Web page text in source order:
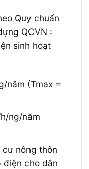
Quy chuẩn
QCVN :
sinh hoạt
năm (Tmax =
ng/năm
nông thôn
điện cho dân